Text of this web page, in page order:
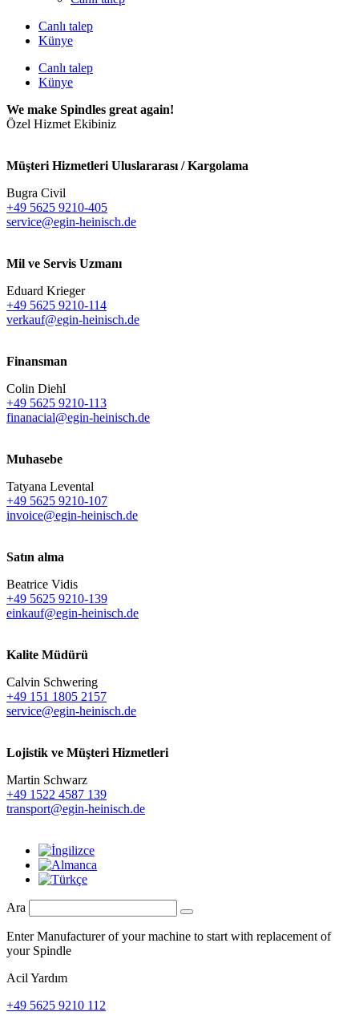
Canlı talep
Künye
Canlı talep
Künye
We make Spindles great again!
Özel Hizmet Ekibiniz
Müşteri Hizmetleri Uluslararası / Kargolama
Bugra Civil
+49 5625 9210-405
service@egin-heinisch.de
Mil ve Servis Uzmanı
Eduard Krieger
+49 5625 9210-114
verkauf@egin-heinisch.de
Finansman
Colin Diehl
+49 5625 9210-113
finanacial@egin-heinisch.de
Muhasebe
Tatyana Levental
+49 5625 9210-107
invoice@egin-heinisch.de
Satın alma
Beatrice Vidis
+49 5625 9210-139
einkauf@egin-heinisch.de
Kalite Müdürü
Calvin Schwering
+49 151 1805 2157
service@egin-heinisch.de
Lojistik ve Müşteri Hizmetleri
Martin Schwarz
+49 1522 4587 139
transport@egin-heinisch.de
Ara
Enter Manufacturer of your machine to start with replacement of
your Spindle
Acil Yardım
+49 5625 9210 112